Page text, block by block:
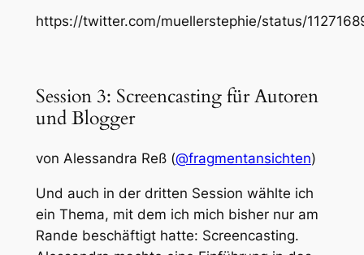
https://twitter.com/muellerstephie/status/
Session 3: Screencasting für Autoren
und Blogger
von Alessandra Reß (@fragmentansichten)
Und auch in der dritten Session wählte ich
ein Thema, mit dem ich mich bisher nur am
Rande beschäftigt hatte: Screencasting.